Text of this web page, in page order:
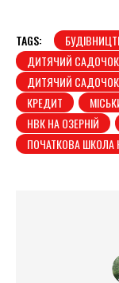
TAGS:
ДИТЯЧИЙ САДОЧОК
ДИТЯЧИЙ САДОЧОК
КРЕДИТ
НВК НА ОЗЕРНІЙ
ПОЧАТКОВА ШКОЛА